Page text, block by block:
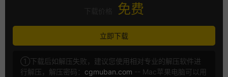
免费
立即下载
①下载后如解压失败，建议您使用相对专业的解压软件进
行解压，解压密码： cgmuban.com -- Mac苹果电脑可以用